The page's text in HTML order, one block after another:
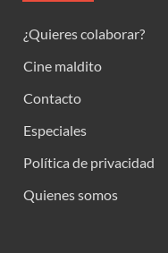
¿Quieres colaborar?
Cine maldito
Contacto
Especiales
Política de privacidad
Quienes somos